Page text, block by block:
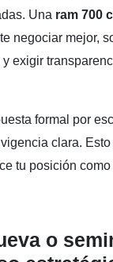
Una ram 700
negociar mejor,
exigir
formal por
clara. Esto
tu posición
o